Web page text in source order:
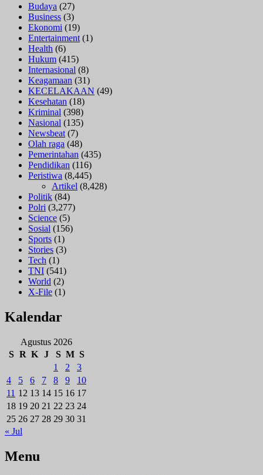
Budaya (27)
Business (3)
Ekonomi (19)
Entertainment (1)
Health (6)
Hukum (415)
Internasional (8)
Keagamaan (31)
KECELAKAAN (49)
Kesehatan (18)
Kriminal (398)
Nasional (135)
Newsbeat (7)
Olah raga (48)
Pemerintahan (435)
Pendidikan (116)
Peristiwa (8,445)
Artikel (8,428)
Politik (84)
Polri (3,277)
Science (5)
Sosial (156)
Sports (1)
Stories (3)
Tech (1)
TNI (541)
World (2)
X-File (1)
Kalendar
Agustus 2026
S R K J S M S
1
2
3
4
5 6 7 8 9
10
11 12 13 14 15 16 17
18 19 20 21 22 23 24
25 26 27 28 29 30 31
« Jul
Menu